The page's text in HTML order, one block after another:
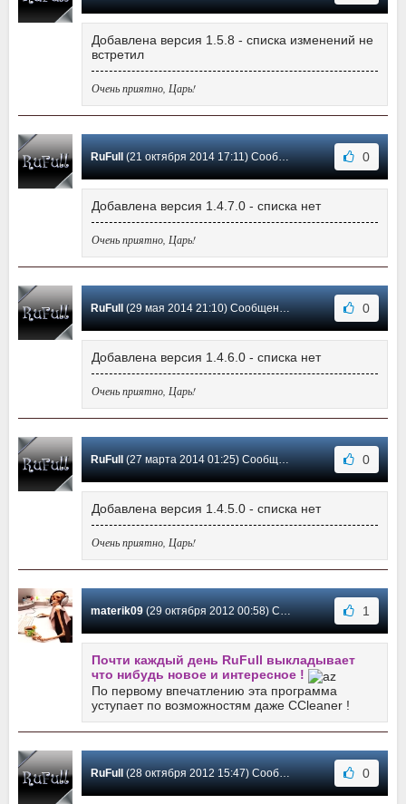
Добавлена версия 1.5.8 - списка изменений не
встретил
Очень приятно, Царь!
RuFull (21 октября 2014 17:11) Сообщение #5 0
Добавлена версия 1.4.7.0 - списка нет
Очень приятно, Царь!
RuFull (29 мая 2014 21:10) Сообщение #4 0
Добавлена версия 1.4.6.0 - списка нет
Очень приятно, Царь!
RuFull (27 марта 2014 01:25) Сообщение #3 0
Добавлена версия 1.4.5.0 - списка нет
Очень приятно, Царь!
materik09(29 октября 2012 00:58) Сообщение #2 1
Почти каждый день RuFull выкладывает
что нибудь новое и интересное !
По первому впечатлению эта программа
уступает по возможностям даже CCleaner !
RuFull(28 октября 2012 15:47) Сообщение #1 0